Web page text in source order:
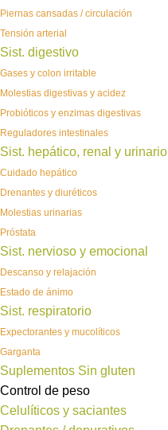
Piernas cansadas / circulación
Tensión arterial
Sist. digestivo
Gases y colon irritable
Molestias digestivas y acidez
Probióticos y enzimas digestivas
Reguladores intestinales
Sist. hepático, renal y urinario
Cuidado hepático
Drenantes y diuréticos
Molestias urinarias
Próstata
Sist. nervioso y emocional
Descanso y relajación
Estado de ánimo
Sist. respiratorio
Expectorantes y mucolíticos
Garganta
Suplementos Sin gluten
Control de peso
Celulíticos y saciantes